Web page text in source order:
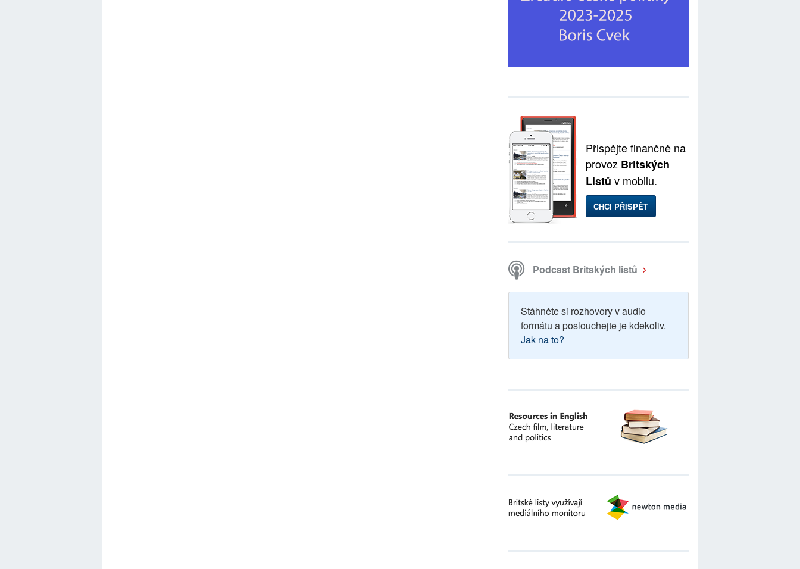
Přispějte finančně na
provoz Britských
Listů v mobilu.
CHCI PŘISPĚT
Podcast Britských listů
Stáhněte si rozhovory v audio
formátu a poslouchejte je kdekoliv.
Jak na to?